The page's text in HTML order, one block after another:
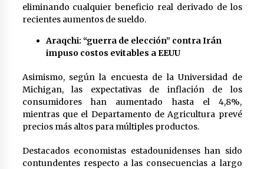
eliminando cualquier beneficio real derivado de los
recientes aumentos de sueldo.
Araqchi: “guerra de elección” contra Irán
impuso costos evitables a EEUU
Asimismo, según la encuesta de la Universidad de
Michigan, las expectativas de inflación de los
consumidores han aumentado hasta el 4,8%,
mientras que el Departamento de Agricultura prevé
precios más altos para múltiples productos.
Destacados economistas estadounidenses han sido
contundentes respecto a las consecuencias a largo